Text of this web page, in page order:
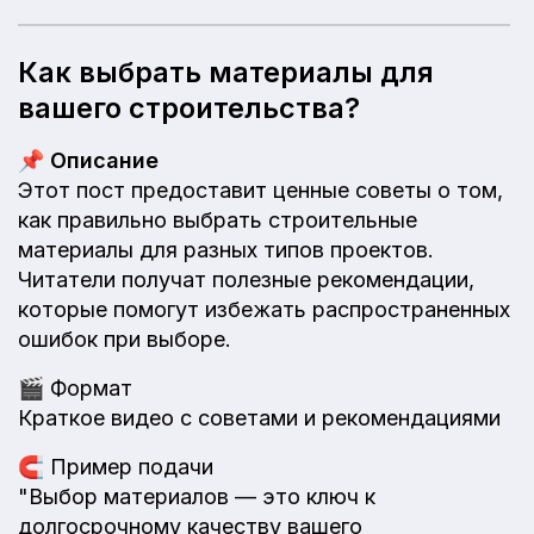
Как выбрать материалы для
вашего строительства?
📌 Описание
Этот пост предоставит ценные советы о том,
как правильно выбрать строительные
материалы для разных типов проектов.
Читатели получат полезные рекомендации,
которые помогут избежать распространенных
ошибок при выборе.
🎬 Формат
Краткое видео с советами и рекомендациями
🧲 Пример подачи
"Выбор материалов — это ключ к
долгосрочному качеству вашего